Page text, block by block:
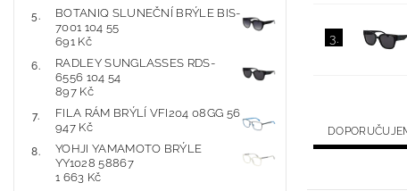
BOTANIQ SLUNEČNÍ BRÝLE BIS-
7001 104 55
691 Kč
RADLEY SUNGLASSES RDS-
6556 104 54
897 Kč
FILA RÁM BRÝLÍ VFI204 08GG 56
947 Kč
YOHJI YAMAMOTO BRÝLE
YY1028 58867
1 663 Kč
3.